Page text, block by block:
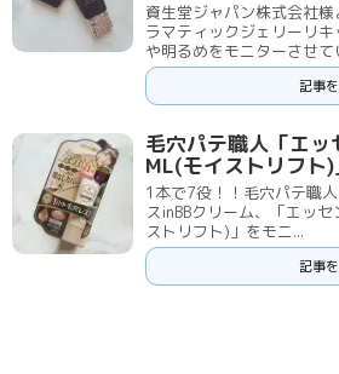
資生堂ジャパン株式会社
ラマティックジェリーリ
や明るめをモニターさせて
記事
毛穴パテ職人「エッ
ML(モイストリフト
1本で7役！！毛穴パテ職
スinBBクリーム、「エッ
ストリフト)」をモニ...
記事